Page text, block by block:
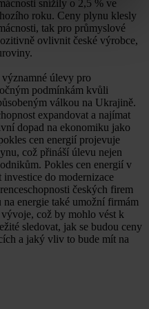
snížily o 2,5 % ve
roku. Ceny plynu klesly
tak pro průmyslové
ovlivnit české výrobce,
úlevy pro
podmínkám kvůli
válkou na Ukrajině.
expandovat a najímat
dopad na ekonomiku jako
cen energií projevuje
což přináší úlevu nejen
Pokles cen energií v
do modernizace
českých firem
energie také umožní firmám
což by mohlo vést k
sledovat, jak se budou ceny
a jaký vliv to bude mít na